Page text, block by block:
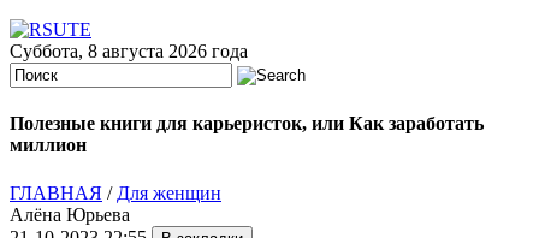
Суббота, 8 августа 2026 года
Полезные книги для карьеристок, или Как заработать
миллион
ГЛАВНАЯ / Для женщин
Алёна Юрьева